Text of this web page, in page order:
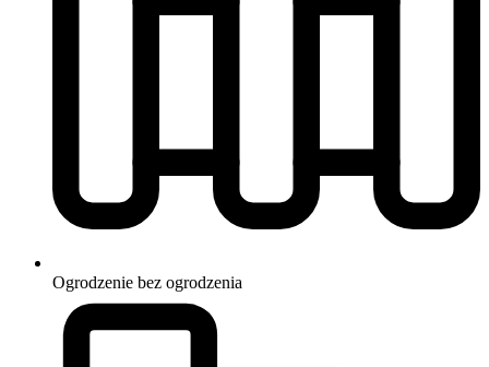
Ogrodzenie bez ogrodzenia